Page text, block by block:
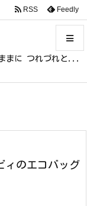
まに つれづれと...
次へ
RSS Feedly
ィのエコバッグ